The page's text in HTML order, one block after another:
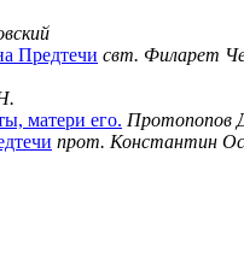
Предтечи свт. Филарет
матери его. Протопопов
прот. Константин